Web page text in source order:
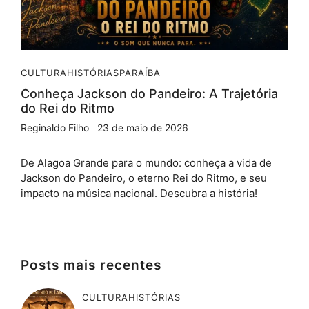
CULTURAHISTÓRIASPARAÍBA
Conheça Jackson do Pandeiro: A Trajetória
do Rei do Ritmo
Reginaldo Filho 23 de maio de 2026
De Alagoa Grande para o mundo: conheça a vida de
Jackson do Pandeiro, o eterno Rei do Ritmo, e seu
impacto na música nacional. Descubra a história!
Posts mais recentes
CULTURAHISTÓRIAS